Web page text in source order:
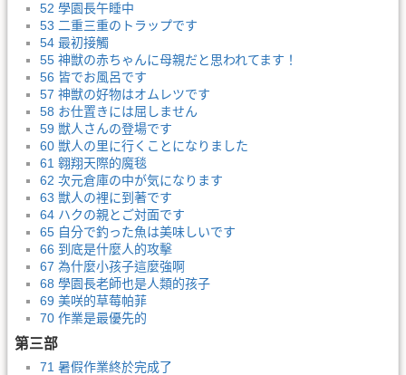
52 學園長午睡中
53 二重三重のトラップです
54 最初接觸
55 神獣の赤ちゃんに母親だと思われてます！
56 皆でお風呂です
57 神獣の好物はオムレツです
58 お仕置きには屈しません
59 獣人さんの登場です
60 獣人の里に行くことになりました
61 翱翔天際的魔毯
62 次元倉庫の中が気になります
63 獣人の裡に到著です
64 ハクの親とご対面です
65 自分で釣った魚は美味しいです
66 到底是什麼人的攻擊
67 為什麼小孩子這麼強啊
68 學園長老師也是人類的孩子
69 美咲的草莓帕菲
70 作業是最優先的
第三部
71 暑假作業終於完成了